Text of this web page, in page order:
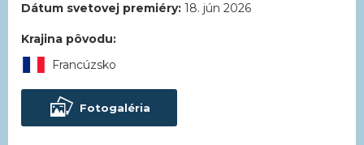
Dátum svetovej premiéry: 18. jún 2026
Krajina pôvodu:
Francúzsko
Fotogaléria